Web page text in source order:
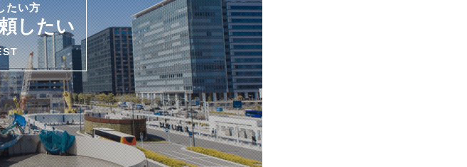
たい方
したい